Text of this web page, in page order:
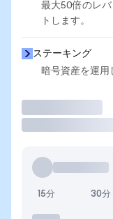
最大50倍のレ
トします。
ステーキング
暗号資産を運用
15分 30分